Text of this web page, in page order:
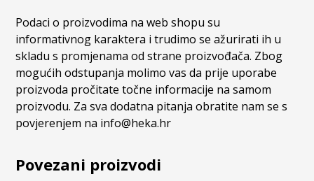
Podaci o proizvodima na web shopu su
informativnog karaktera i trudimo se ažurirati ih u
skladu s promjenama od strane proizvođača. Zbog
mogućih odstupanja molimo vas da prije uporabe
proizvoda pročitate točne informacije na samom
proizvodu. Za sva dodatna pitanja obratite nam se s
povjerenjem na info@heka.hr
Povezani proizvodi